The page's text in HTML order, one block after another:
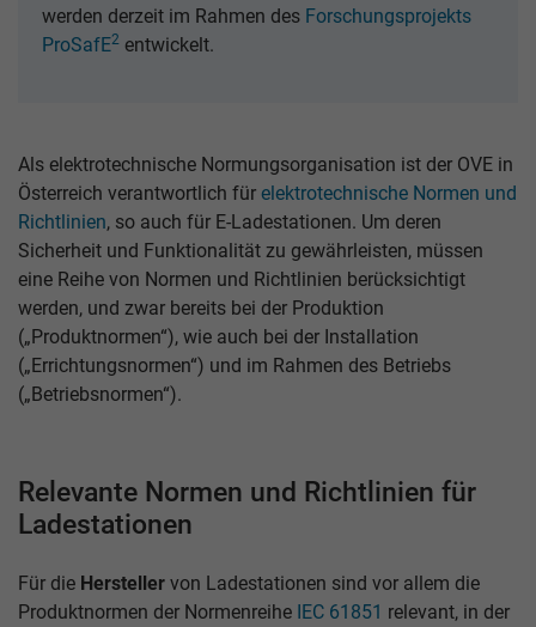
werden derzeit im Rahmen des Forschungsprojekts
ProSafE2 entwickelt.
Als elektrotechnische Normungsorganisation ist der OVE in
Österreich verantwortlich für elektrotechnische Normen und
Richtlinien, so auch für E-Ladestationen. Um deren
Sicherheit und Funktionalität zu gewährleisten, müssen
eine Reihe von Normen und Richtlinien berücksichtigt
werden, und zwar bereits bei der Produktion
(„Produktnormen“), wie auch bei der Installation
(„Errichtungsnormen“) und im Rahmen des Betriebs
(„Betriebsnormen“).
Relevante Normen und Richtlinien für
Ladestationen
Für die Hersteller von Ladestationen sind vor allem die
Produktnormen der Normenreihe IEC 61851 relevant, in der